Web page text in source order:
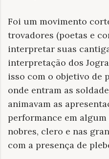
Foi um movimento
trovadores (poetas e
interpretar suas
interpretação dos
isso com o objetivo de
onde entram as
animavam as
performance em
nobres, clero e nas
com a presença de